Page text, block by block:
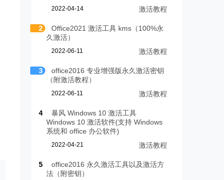
2022-04-14 激活教程
2
Office2021 激活工具 kms（100%永
久激活）
2022-06-11 激活教程
3
office2016 专业增强版永久激活密钥
（附激活教程）
2022-06-11 激活教程
4
暴风 Windows 10 激活工具
Windows 10 激活软件(支持 Windows
系统和 office 办公软件)
2022-04-21 激活教程
5
office2016 永久激活工具以及激活方
法（附密钥）